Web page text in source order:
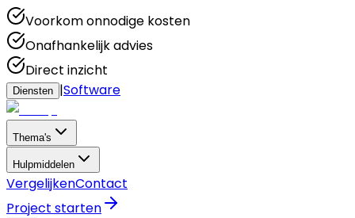
Voorkom onnodige kosten
Onafhankelijk advies
Direct inzicht
Diensten |Software
Thema's
Hulpmiddelen
VergelijkenContact
Project starten